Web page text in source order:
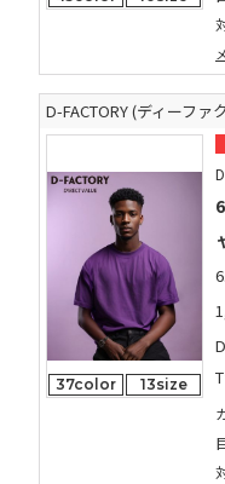
D-FACTORY (ディーファ
37color 13size